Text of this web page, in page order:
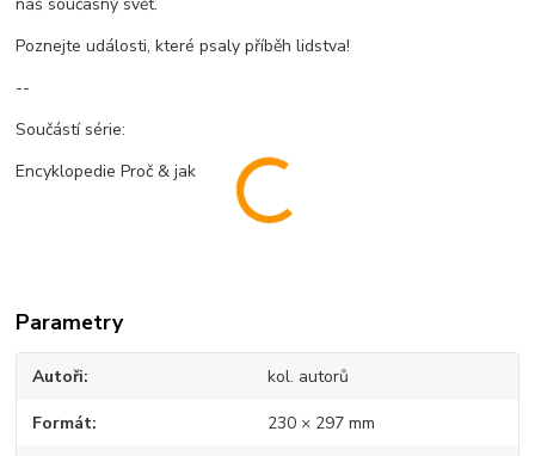
Poznejte události, které psaly příběh lidstva!
--
Součástí série:
Encyklopedie Proč & jak
Parametry
Autoři kol. autorů
Formát 230 × 297 mm